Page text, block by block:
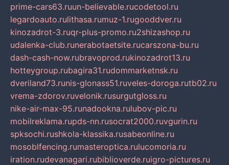
prime-cars63.ruun-believable.rucodetool.ru
legardoauto.rulithasa.rumuz-1.rugooddver.ru
kinozadrot-3.ruqr-plus-promo.ru2shizashop.ru
udalenka-club.runerabotaetsite.rucarszona-bu.ru
dash-cash-now.rubravoprod.rukinozadrot13.ru
hotteygroup.rubagira31.rudommarketnsk.ru
dveriland73.runis-glonass51.ruveles-doroga.rutb02.ru
vrema-zdorov.ruvelonik.rusurgutgloss.ru
nike-air-max-95.runadookna.rulubov-pic.ru
mobilreklama.rupds-nn.rusocrat2000.ruvgurin.ru
spksochi.rushkola-klassika.rusabeonline.ru
mosoblfencing.rumasteroptica.rulucomoria.ru
iration.rudevanagari.rubiblioverde.ruigro-pictures.ru